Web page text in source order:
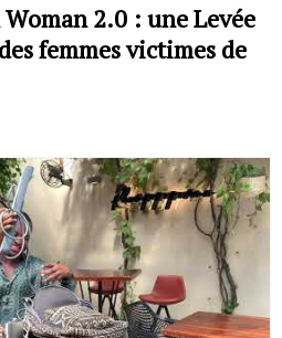
2.0 : une Levée
femmes victimes de